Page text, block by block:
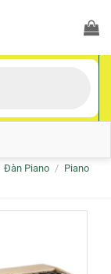
Đàn Piano / Piano